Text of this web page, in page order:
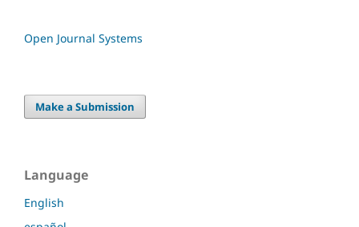
Open Journal Systems
Make a Submission
Language
English